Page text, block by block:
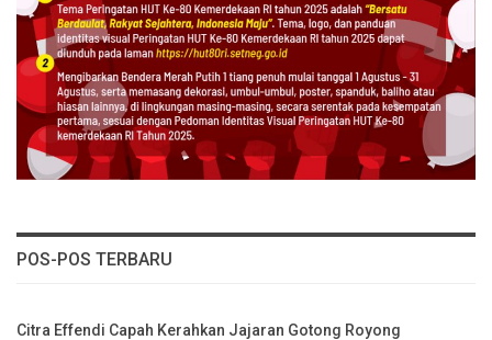
POS-POS TERBARU
Citra Effendi Capah Kerahkan Jajaran Gotong Royong